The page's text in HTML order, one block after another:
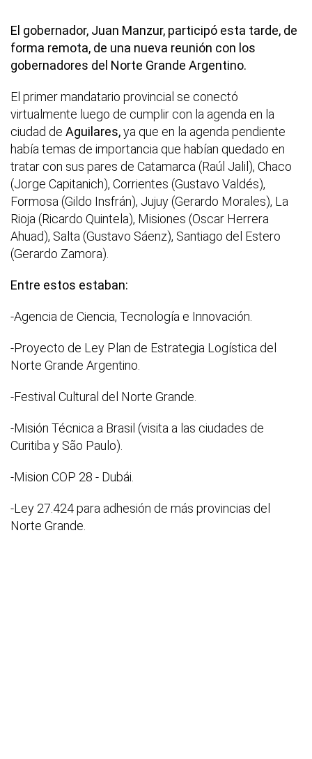
El gobernador, Juan Manzur, participó esta tarde, de
forma remota, de una nueva reunión con los
gobernadores del Norte Grande Argentino.
El primer mandatario provincial se conectó
virtualmente luego de cumplir con la agenda en la
ciudad de Aguilares,ya que en la agenda pendiente
había temas de importancia que habían quedado en
tratar con sus pares de Catamarca (Raúl Jalil), Chaco
(Jorge Capitanich), Corrientes (Gustavo Valdés),
Formosa (Gildo Insfrán), Jujuy (Gerardo Morales), La
Rioja (Ricardo Quintela), Misiones (Oscar Herrera
Ahuad), Salta (Gustavo Sáenz), Santiago del Estero
(Gerardo Zamora).
Entre estos estaban:
-Agencia de Ciencia, Tecnología e Innovación.
-Proyecto de Ley Plan de Estrategia Logística del
Norte Grande Argentino.
-Festival Cultural del Norte Grande.
-Misión Técnica a Brasil (visita a las ciudades de
Curitiba y São Paulo).
-Mision COP 28 - Dubái.
-Ley 27.424 para adhesión de más provincias del
Norte Grande.